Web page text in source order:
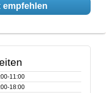
empfehlen